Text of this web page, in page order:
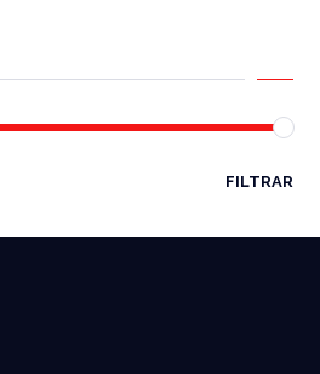
FILTRAR